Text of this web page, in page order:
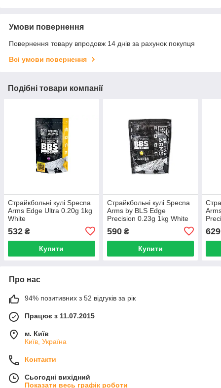
Умови повернення
Повернення товару впродовж 14 днів за рахунок покупця
Всі умови повернення
Подібні товари компанії
Страйкбольні кулі Specna
Arms Edge Ultra 0.20g 1kg
White
532 ₴
Купити
Страйкбольні кулі Specna
Arms by BLS Edge
Precision 0.23g 1kg White
590₴
Купити
629
Про нас
94% позитивних з 52 відгуків за рік
Працює з 11.07.2015
м. Київ
Київ, Україна
Контакти
Сьогодні вихідний
Показати весь графік роботи